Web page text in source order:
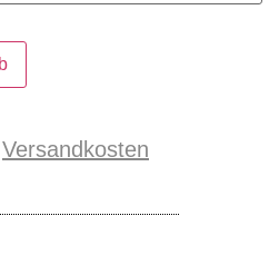
Versandkosten